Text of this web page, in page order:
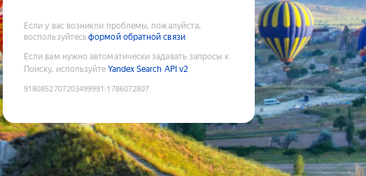
Если у вас возникли проблемы, пожалуйста,
воспользуйтесьформой обратной связи
Если вам нужно автоматически задавать запросы к
Поиску, используйте Yandex Search API v2
9180852707203499991 :1786072807